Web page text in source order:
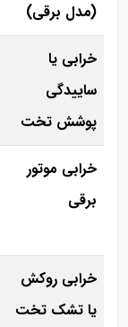
(مدل برقی)
خرابی یا
ساییدگی
پوشش تخت
خرابی موتور
برقی
خرابی روکش
یا تشک تخت